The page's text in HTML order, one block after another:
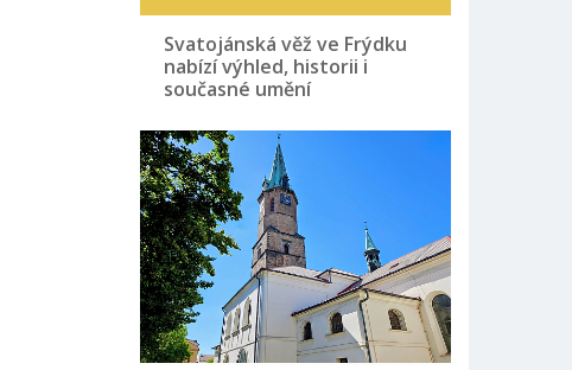
Svatojánská věž ve Frýdku
nabízí výhled, historii i
současné umění